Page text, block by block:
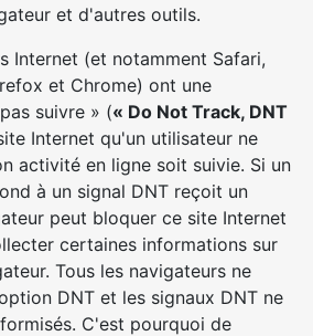
et d'autres outils.
Internet (et notamment Safari,
et Chrome) ont une
suivre » (« Do Not Track, DNT
Internet qu'un utilisateur ne
activité en ligne soit suivie. Si un
à un signal DNT reçoit un
peut bloquer ce site Internet
certaines informations sur
Tous les navigateurs ne
DNT et les signaux DNT ne
C'est pourquoi de